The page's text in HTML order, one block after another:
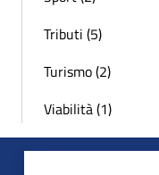
Tributi (5)
Turismo (2)
Viabilità (1)